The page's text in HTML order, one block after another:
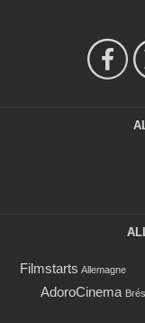
Filmstarts Allemagne
AdoroCinema